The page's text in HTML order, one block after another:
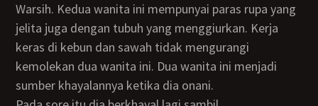
Warsih. Kedua wanita ini mempunyai paras rupa yang
jelita juga dengan tubuh yang menggiurkan. Kerja
keras di kebun dan sawah tidak mengurangi
kemolekan dua wanita ini. Dua wanita ini menjadi
sumber khayalannya ketika dia onani.